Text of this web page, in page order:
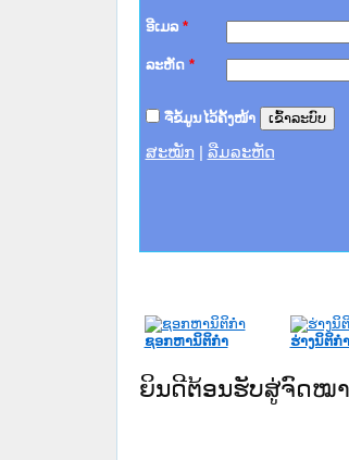
ອີເມລ *
ລະຫັດ *
ຈື່ຂໍ້ມູນໄວ້ຄັ້ງໜ້າ
ສະໝັກ ລືມລະຫັດ
ານສະພາປະຊາຊົນ ພາກເໜືອ
ທາງລັດຖະການ
ສຳລັບ ພາກກາງ
ສຳລັບ ພາກໃຕ້
ວິທະຍາຄານຕຳຫຼວດປະຊາຊົນ
ວິທະຍາຄານສັນຕິບານປະຊາຊົນ
ຂັ້ນແຂວງພາກເໜືອ
ານສະພາປະຊາຊົນ ພາກກາງ
ຊອກຫານິຕິກໍາ ຮ່າງນິຕິກໍ
ຍິນດີຕ້ອນຮັບສູ່ຈົດໝາ